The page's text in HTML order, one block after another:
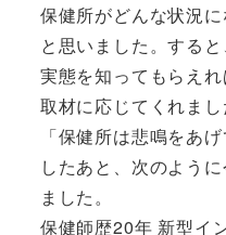
保健所がどんな状況
と思いました。する
実態を知ってもらえれ
取材に応じてくれまし
「保健所は悲鳴をあ
したあと、次のよう
ました。
保健師歴20年 新型イ